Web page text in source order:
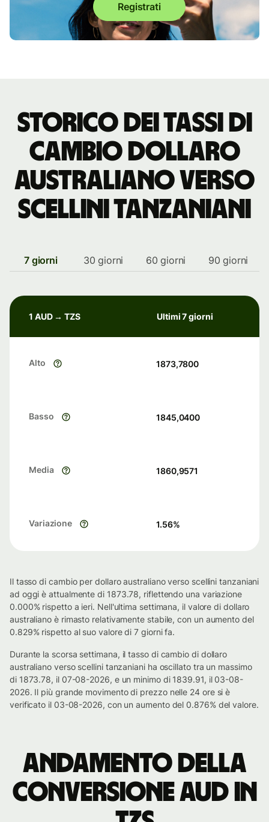
Registrati
storico dei tassi di
cambio dollaro
australiano verso
scellini tanzaniani
7 giorni 30 giorni 60 giorni 90 giorni
1 AUD → TZS Ultimi 7 giorni
Alto 1873,7800
Basso 1845,0400
Media 1860,9571
Variazione 1.56%
Il tasso di cambio per dollaro australiano verso scellini tanzaniani
ad oggi è attualmente di 1873.78, riflettendo una variazione
0.000% rispetto a ieri. Nell'ultima settimana, il valore di dollaro
australiano è rimasto relativamente stabile, con un aumento del
0.829% rispetto al suo valore di 7 giorni fa.
Durante la scorsa settimana, il tasso di cambio di dollaro
australiano verso scellini tanzaniani ha oscillato tra un massimo
di 1873.78, il 07-08-2026, e un minimo di 1839.91, il 03-08-
2026. Il più grande movimento di prezzo nelle 24 ore si è
verificato il 03-08-2026, con un aumento del 0.876% del valore.
Andamento della
conversione AUD in